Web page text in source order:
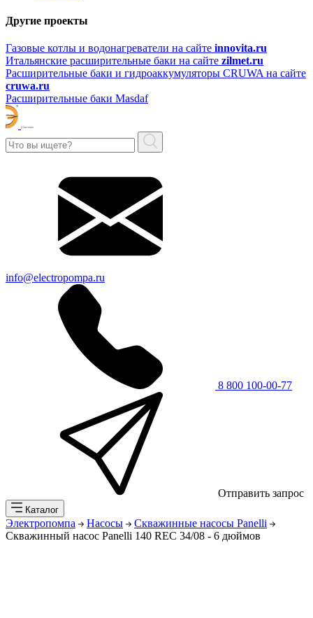
Другие проекты
Газовые котлы и водонагреватели на сайте innovita.ru
Итальянские расширительные баки на сайте zilmet.ru
Расширительные баки и гидроаккумуляторы CRUWA на сайте
cruwa.ru
Расширительные баки Masdaf
info@electropompa.ru
8 800 100-00-77
Отправить запрос
Каталог
Электропомпа Насосы
Скважинные насосы Panelli
Скважинный насос Panelli 140 REC 34/08 - 6 дюймов